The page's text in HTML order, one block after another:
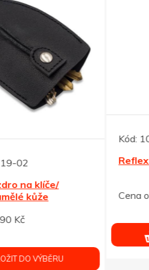
Kód:10108.J
Reflexní hračka -
Cena od 101,00 Kč
VLOŽIT DO